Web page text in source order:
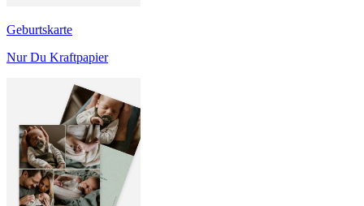
Geburtskarte
Nur Du Kraftpapier